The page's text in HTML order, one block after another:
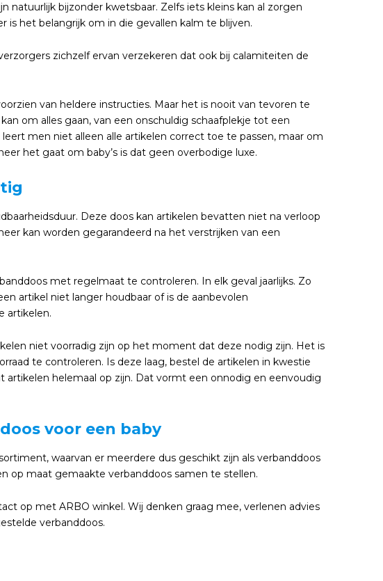
natuurlijk bijzonder kwetsbaar. Zelfs iets kleins kan al zorgen
is het belangrijk om in die gevallen kalm te blijven.
zichzelf ervan verzekeren dat ook bij calamiteiten de
van heldere instructies. Maar het is nooit van tevoren te
om alles gaan, van een onschuldig schaafplekje tot een
men niet alleen alle artikelen correct toe te passen, maar om
het gaat om baby’s is dat geen overbodige luxe.
Deze doos kan artikelen bevatten niet na verloop
kan worden gegarandeerd na het verstrijken van een
met regelmaat te controleren. In elk geval jaarlijks. Zo
artikel niet langer houdbaar of is de aanbevolen
artikelen.
niet voorradig zijn op het moment dat deze nodig zijn. Het is
te controleren. Is deze laag, bestel de artikelen in kwestie
artikelen helemaal op zijn. Dat vormt een onnodig en eenvoudig
voor een baby
waarvan er meerdere dus geschikt zijn als verbanddoos
op maat gemaakte verbanddoos samen te stellen.
op met ARBO winkel. Wij denken graag mee, verlenen advies
verbanddoos.